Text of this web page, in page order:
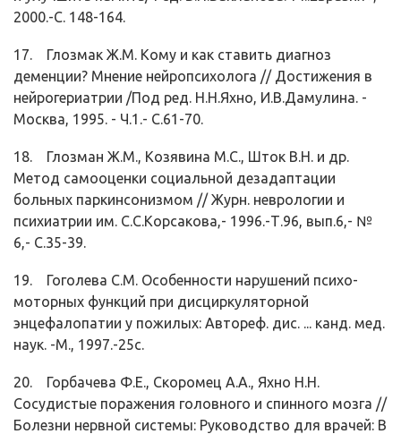
2000.-С. 148-164.
17. Глозмак Ж.М. Кому и как ставить диагноз
деменции? Мнение нейропсихолога // Достижения в
нейрогериатрии /Под ред. Н.Н.Яхно, И.В.Дамулина. -
Москва, 1995. - Ч.1.- С.61-70.
18. Глозман Ж.М., Козявина М.С., Шток В.Н. и др.
Метод самооценки социальной дезадаптации
больных паркинсонизмом // Журн. неврологии и
психиатрии им. С.С.Корсакова,- 1996.-Т.96, вып.6,- №
6,- С.35-39.
19. Гоголева С.М. Особенности нарушений психо-
моторных функций при дисциркуляторной
энцефалопатии у пожилых: Автореф. дис. ... канд. мед.
наук. -М., 1997.-25с.
20. Горбачева Ф.Е., Скоромец А.А., Яхно Н.Н.
Сосудистые поражения головного и спинного мозга //
Болезни нервной системы: Руководство для врачей: В